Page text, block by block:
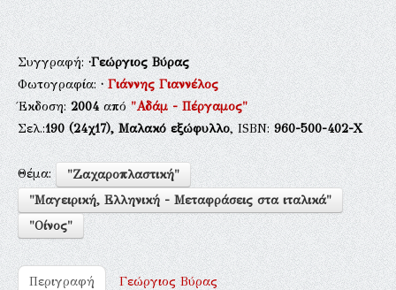
Συγγραφή:·Γεώργιος Βύρας
Φωτογραφία:·Γιάννης Γιαννέλος
Έκδοση:2004από"Αδάμ - Πέργαμος"
Σελ.:190(24χ17), Μαλακό εξώφυλλο, ISBN:960-500-402-Χ
Θέμα:
"Ζαχαροπλαστική"
"Μαγειρική, Ελληνική - Μεταφράσεις στα ιταλικά"
"Οίνος"
Περιγραφή Γεώργιος Βύρας